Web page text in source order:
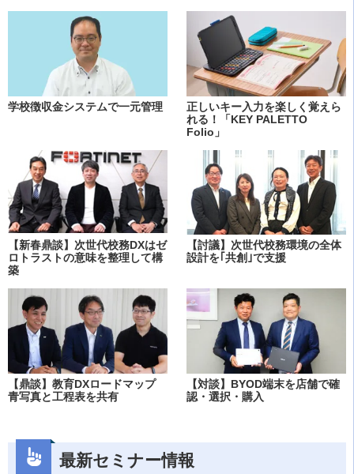
学校徴収金システムで一元管理
正しいキー入力を楽しく覚えら
れる！「KEY PALETTO
Folio」
【新春鼎談】次世代校務DXはゼ
ロトラストの意味を整理して構
築
【討議】次世代校務環境の全体
設計を｢共創｣で支援
【鼎談】教育DXロードマップ
青写真と工程表を共有
【対談】BYOD端末を店舗で確
認・選択・購入
最新セミナー情報